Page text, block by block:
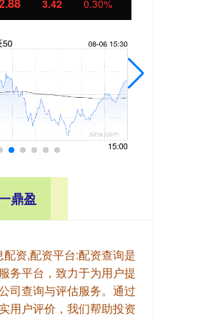
3.42 0.30%
鼎盈
资,配资平台:配资查询是
务平台，致力于为用户提
司查询与评估服务。通过
用户评价，我们帮助投资